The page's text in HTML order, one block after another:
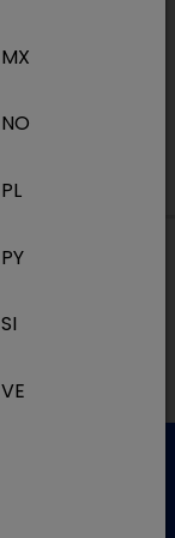
MX
NO
PL
PY
SI
VE